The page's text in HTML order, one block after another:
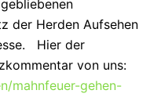
der Herden Aufsehen
Hier der
von uns:
mahnfeuer-gehen-